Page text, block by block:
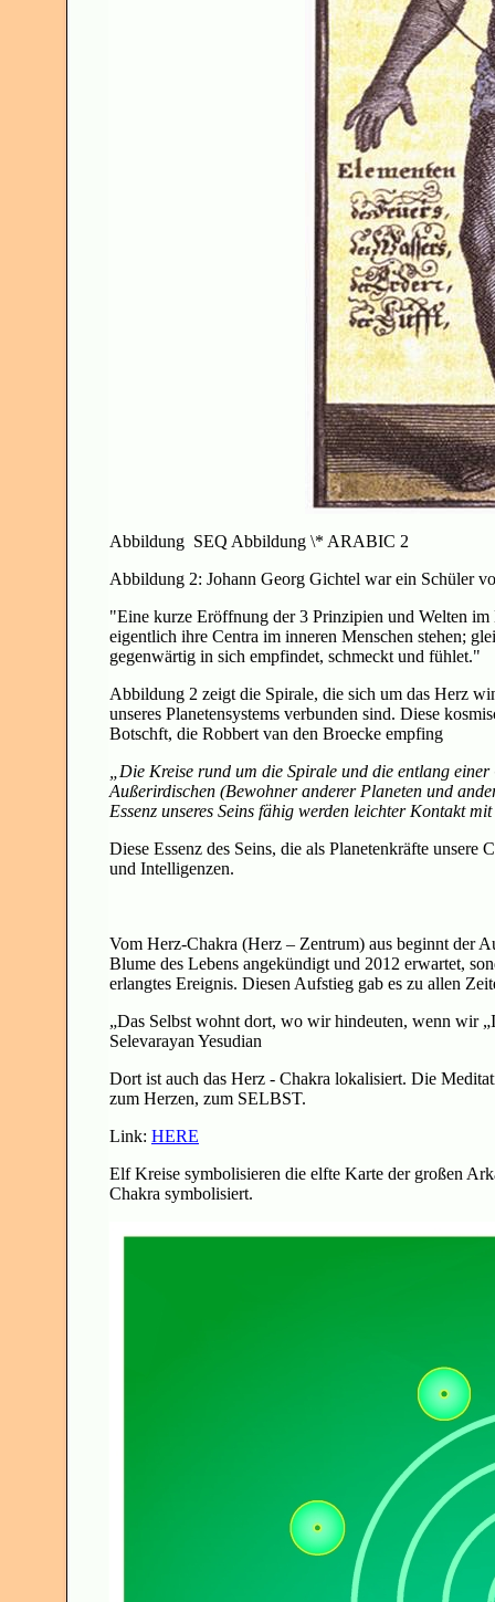
Abbildung SEQ Abbildung \* ARABIC 2
Abbildung 2: Johann Georg Gichtel war ein Schüler
"Eine kurze Eröffnung der 3 Prinzipien und Welten
eigentlich ihre Centra im inneren Menschen stehen;
gegenwärtig in sich empfindet, schmeckt und fühlet."
Abbildung 2 zeigt die Spirale, die sich um das Herz
unseres Planetensystems verbunden sind. Diese
Botschft, die Robbert van den Broecke empfing
„Die Kreise rund um die Spirale und die entlang
Außerirdischen (Bewohner anderer Planeten und
Essenz unseres Seins fähig werden leichter Kontakt
Diese Essenz des Seins, die als Planetenkräfte
und Intelligenzen.
Vom Herz-Chakra (Herz – Zentrum) aus beginnt der
Blume des Lebens angekündigt und 2012 erwartet,
erlangtes Ereignis. Diesen Aufstieg gab es zu allen
„Das Selbst wohnt dort, wo wir hindeuten, wenn wir
Selevarayan Yesudian
Dort ist auch das Herz - Chakra lokalisiert. Die
zum Herzen, zum SELBST.
Link: HERE
Elf Kreise symbolisieren die elfte Karte der großen
Chakra symbolisiert.